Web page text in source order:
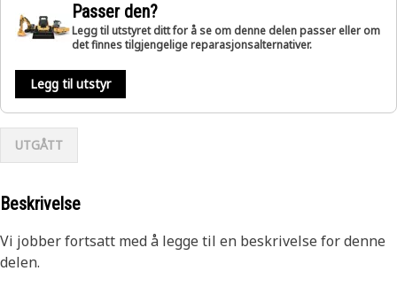
Passer den?
Legg til utstyret ditt for å se om denne delen passer eller om
det finnes tilgjengelige reparasjonsalternativer.
Legg til utstyr
UTGÅTT
Beskrivelse
Vi jobber fortsatt med å legge til en beskrivelse for denne
delen.